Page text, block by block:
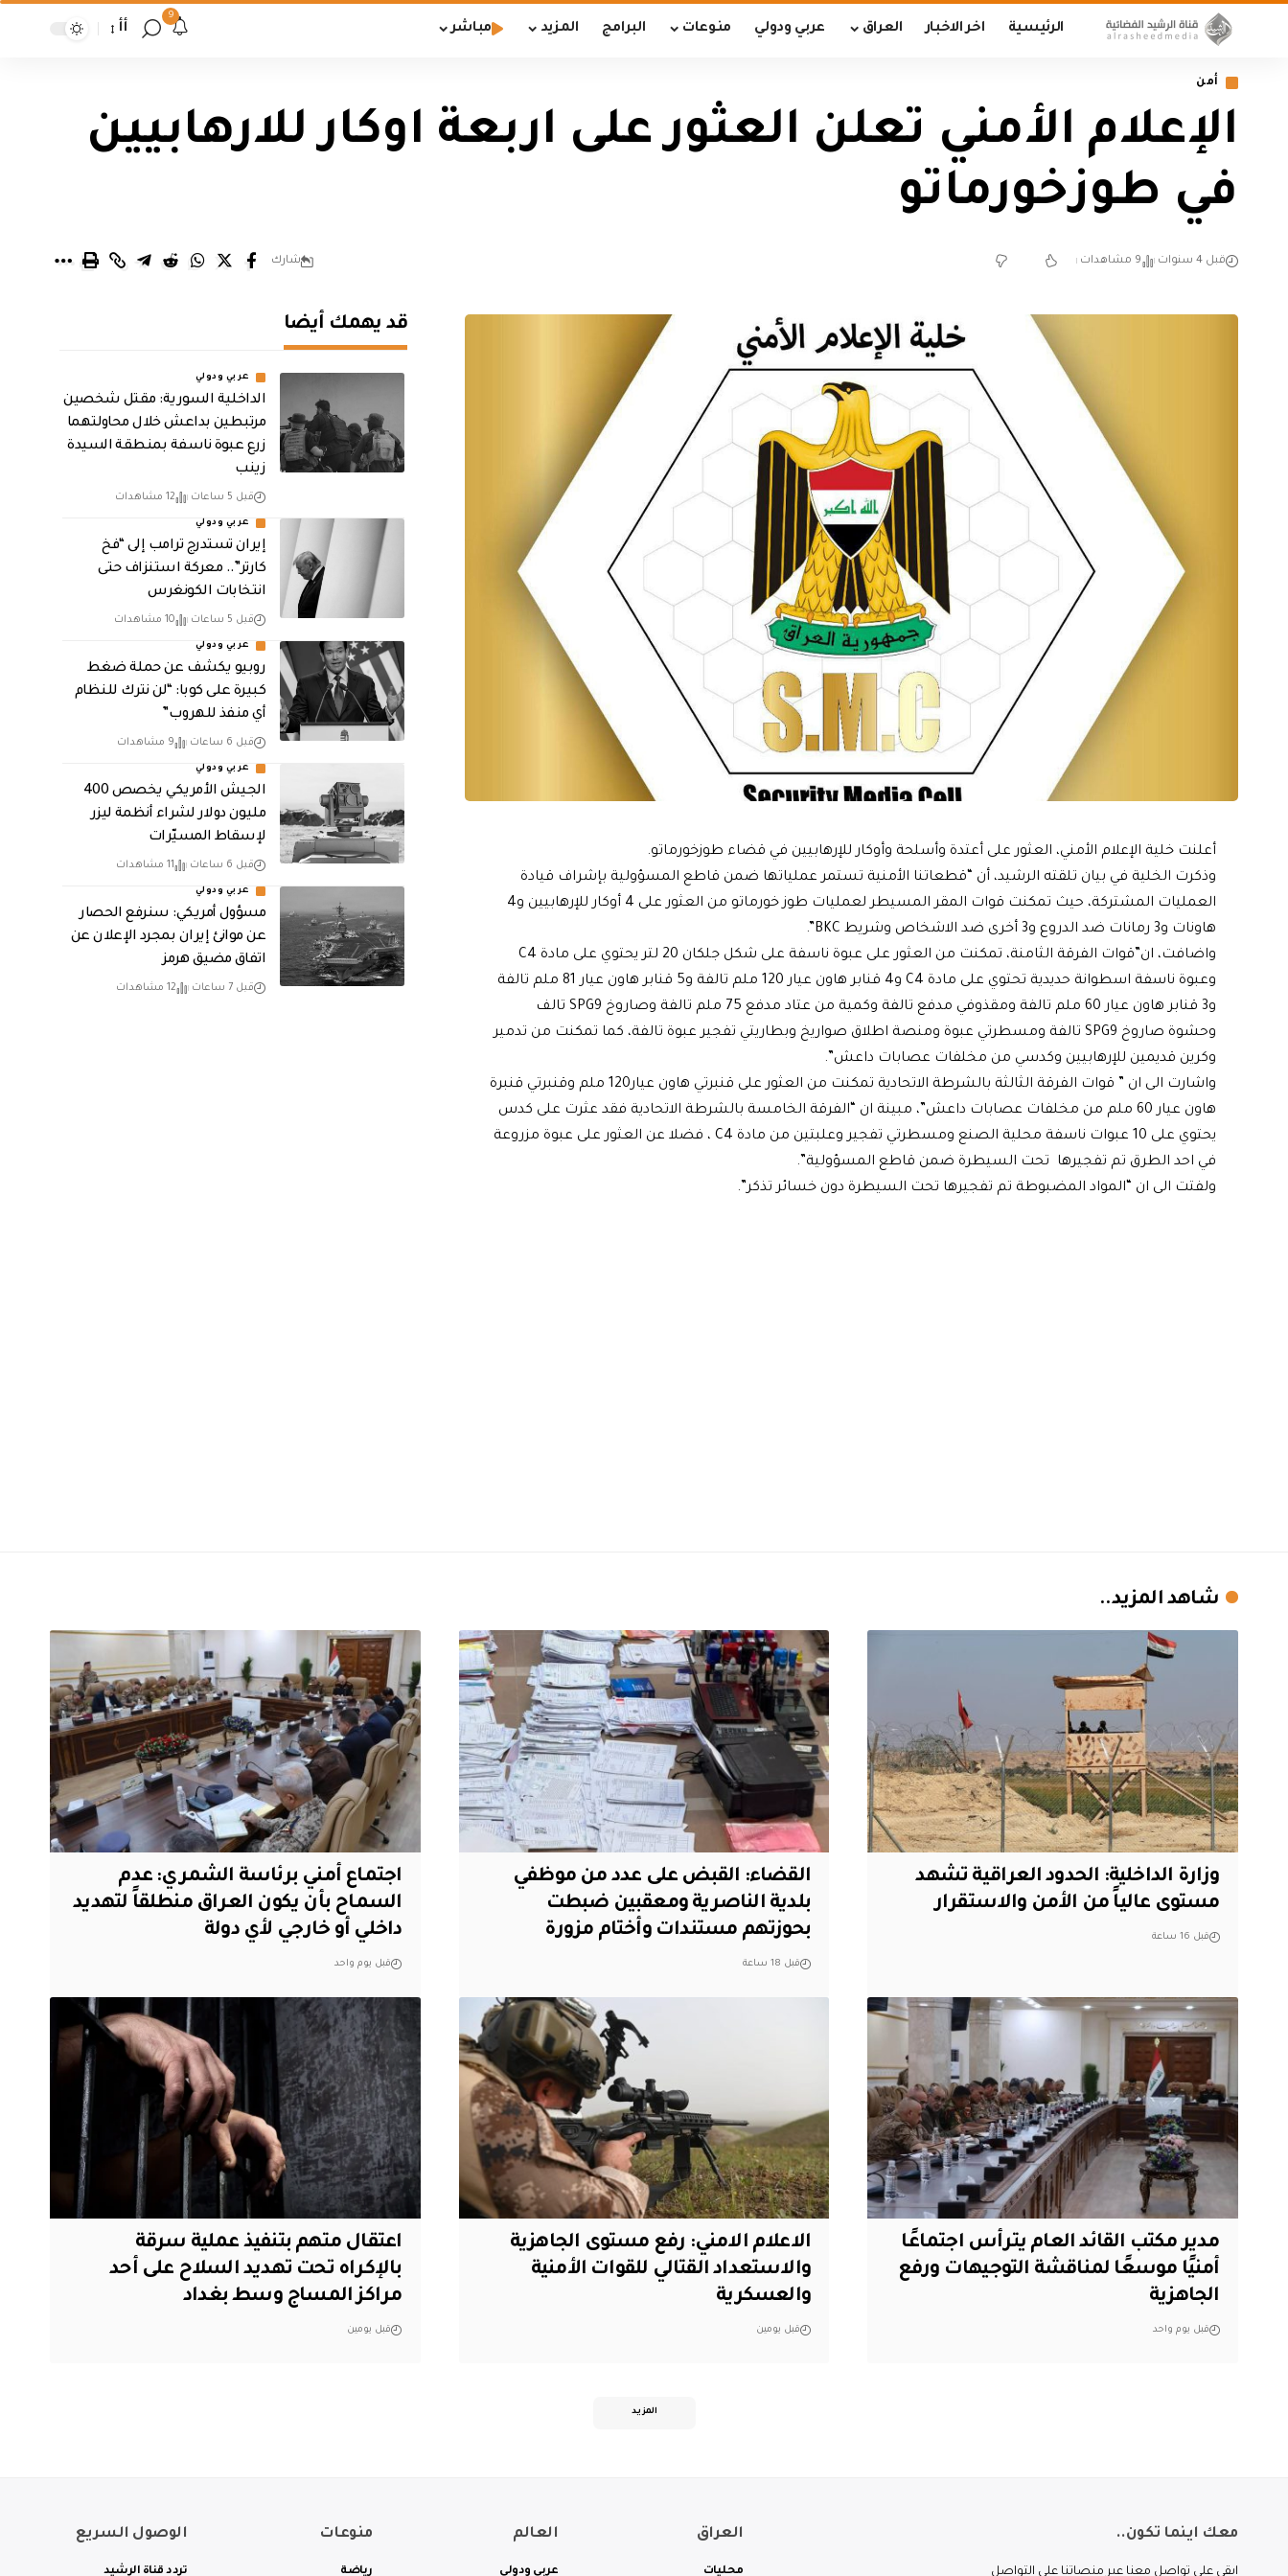
الرئيسية اخر الاخبار العراق عربي ودولي منوعات البرامج المزيد مباشر
9
أأ
أمن
الإعلام الأمني تعلن العثور على اربعة اوكار للارهابيين
في طوزخورماتو
قبل 4 سنوات 9 مشاهدات شارك
أعلنت خلية الإعلام الأمني، العثور على أعتدة وأسلحة وأوكار للإرهابيين في قضاء طوزخورماتو.
وذكرت الخلية في بيان تلقته الرشيد، أن “قطعاتنا الأمنية تستمر عملياتها ضمن قاطع المسؤولية بإشراف قيادة
العمليات المشتركة، حيث تمكنت قوات المقر المسيطر لعمليات طوز خورماتو من العثور على 4 أوكار للإرهابيين و4
هاونات و3 رمانات ضد الدروع و3 أخرى ضد الاشخاص وشريط BKC”.
واضافت، ان”قوات الفرقة الثامنة، تمكنت من العثور على عبوة ناسفة على شكل جلكان 20 لتر يحتوي على مادة C4
وعبوة ناسفة اسطوانة حديدية تحتوي على مادة C4 و4 قنابر هاون عيار 120 ملم تالفة و5 قنابر هاون عيار 81 ملم تالفة
و3 قنابر هاون عيار 60 ملم تالفة ومقذوفي مدفع تالفة وكمية من عتاد مدفع 75 ملم تالفة وصاروخ SPG9 تالف
وحشوة صاروخ SPG9 تالفة ومسطرتي عبوة ومنصة اطلاق صواريخ وبطاريتي تفجير عبوة تالفة، كما تمكنت من تدمير
وكرين قديمين للإرهابيين وكدسي من مخلفات عصابات داعش”.
واشارت الى ان ” قوات الفرقة الثالثة بالشرطة الاتحادية تمكنت من العثور على قنبرتي هاون عيار120 ملم وقنبرتي قنبرة
هاون عيار 60 ملم من مخلفات عصابات داعش”، مبينة ان “الفرقة الخامسة بالشرطة الاتحادية فقد عثرت على كدس
يحتوي على 10 عبوات ناسفة محلية الصنع ومسطرتي تفجير وعلبتين من مادة C4 ، فضلا عن العثور على عبوة مزروعة
في احد الطرق تم تفجيرها تحت السيطرة ضمن قاطع المسؤولية”.
ولفتت الى ان “المواد المضبوطة تم تفجيرها تحت السيطرة دون خسائر تذكر”.
قد يهمك أيضا
عربي ودولي
الداخلية السورية: مقتل شخصين
مرتبطين بداعش خلال محاولتهما
زرع عبوة ناسفة بمنطقة السيدة
زينب
قبل 5 ساعات 12 مشاهدات
عربي ودولي
إيران تستدرج ترامب إلى “فخ
كارتر”.. معركة استنزاف حتى
انتخابات الكونغرس
قبل 5 ساعات 10 مشاهدات
عربي ودولي
روبيو يكشف عن حملة ضغط
كبيرة على كوبا: “لن نترك للنظام
أي منفذ للهروب”
قبل 6 ساعات 9 مشاهدات
عربي ودولي
الجيش الأمريكي يخصص 400
مليون دولار لشراء أنظمة ليزر
لإسقاط المسيّرات
قبل 6 ساعات 11 مشاهدات
عربي ودولي
مسؤول أمريكي: سنرفع الحصار
عن موانئ إيران بمجرد الإعلان عن
اتفاق مضيق هرمز
قبل 7 ساعات 12 مشاهدات
شاهد المزيد..
وزارة الداخلية: الحدود العراقية تشهد
مستوى عالياً من الأمن والاستقرار
قبل 16 ساعة
القضاء: القبض على عدد من موظفي
بلدية الناصرية ومعقبين ضبطت
بحوزتهم مستندات وأختام مزورة
قبل 18 ساعة
اجتماع أمني برئاسة الشمري: عدم
السماح بأن يكون العراق منطلقاً لتهديد
داخلي أو خارجي لأي دولة
قبل يوم واحد
مدير مكتب القائد العام يترأس اجتماعًا
أمنيًا موسعًا لمناقشة التوجيهات ورفع
الجاهزية
قبل يوم واحد
الاعلام الامني: رفع مستوى الجاهزية
والاستعداد القتالي للقوات الأمنية
والعسكرية
قبل يومين
اعتقال متهم بتنفيذ عملية سرقة
بالإكراه تحت تهديد السلاح على أحد
مراكز المساج وسط بغداد
قبل يومين
المزيد
معك اينما تكون..
ابقى على تواصل معنا عبر منصاتنا على التواصل
العراق
محليات
العالم
عربي ودولي
منوعات
رياضة
الوصول السريع
تردد قناة الرشيد